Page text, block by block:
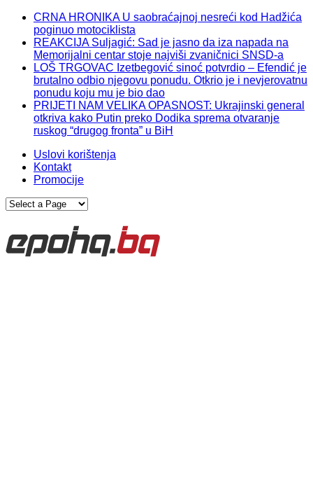
CRNA HRONIKA U saobraćajnoj nesreći kod Hadžića
poginuo motociklista
REAKCIJA Suljagić: Sad je jasno da iza napada na
Memorijalni centar stoje najviši zvaničnici SNSD-a
LOŠ TRGOVAC Izetbegović sinoć potvrdio – Efendić je
brutalno odbio njegovu ponudu. Otkrio je i nevjerovatnu
ponudu koju mu je bio dao
PRIJETI NAM VELIKA OPASNOST: Ukrajinski general
otkriva kako Putin preko Dodika sprema otvaranje
ruskog “drugog fronta” u BiH
Uslovi korištenja
Kontakt
Promocije